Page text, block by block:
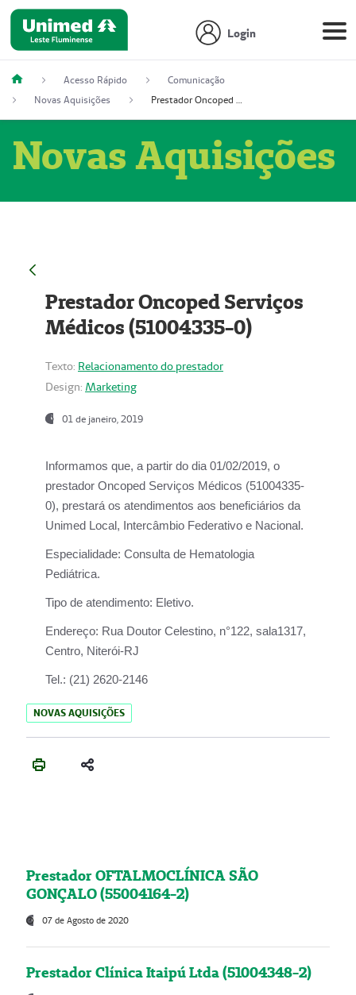
Login
Acesso Rápido
Comunicação
Novas Aquisições
Prestador Oncoped Serviços Médicos (51004335-0)
Novas Aquisições
Prestador Oncoped Serviços
Médicos (51004335-0)
Texto: Relacionamento do prestador
Design: Marketing
01 de janeiro, 2019
Informamos que, a partir do dia 01/02/2019, o
prestador Oncoped Serviços Médicos (51004335-
0), prestará os atendimentos aos beneficiários da
Unimed Local, Intercâmbio Federativo e Nacional.
Especialidade: Consulta de Hematologia
Pediátrica.
Tipo de atendimento: Eletivo.
Endereço: Rua Doutor Celestino, n°122, sala1317,
Centro, Niterói-RJ
Tel.: (21) 2620-2146
NOVAS AQUISIÇÕES
Prestador OFTALMOCLÍNICA SÃO
GONÇALO (55004164-2)
07 de Agosto de 2020
Prestador Clínica Itaipú Ltda (51004348-2)